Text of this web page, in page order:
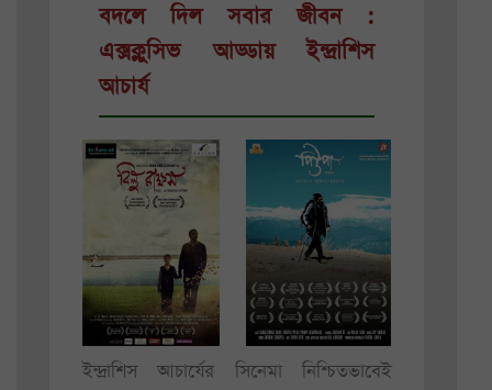
বদলে দিল সবার জীবন :
এক্সক্লুসিভ আড্ডায় ইন্দ্রাশিস
আচার্য
ইন্দ্রাশিস আচার্যের সিনেমা নিশ্চিতভাবেই